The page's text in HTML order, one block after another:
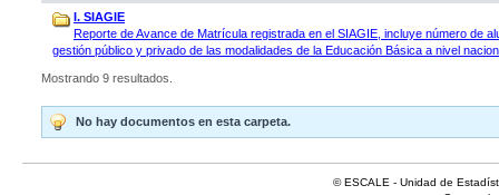
I. SIAGIE
Reporte de Avance de Matrícula registrada en el SIAGIE, incluye número de
gestión público y privado de las modalidades de la Educación Básica a nivel
Mostrando 9 resultados.
No hay documentos en esta carpeta.
© ESCALE - Unidad de